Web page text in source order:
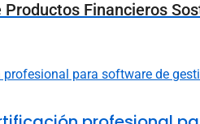
Financieros